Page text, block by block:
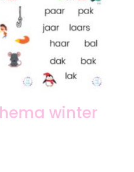
winter